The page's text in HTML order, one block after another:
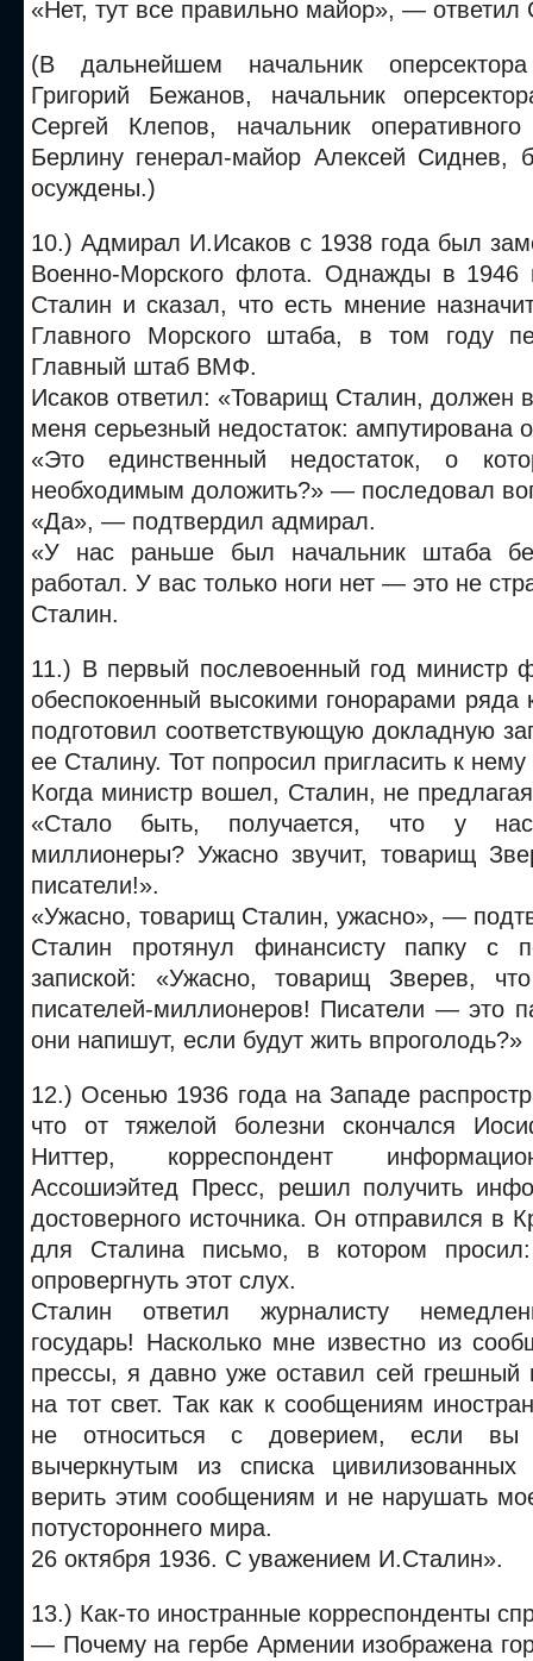
«Нет, тут все правильно майор», — ответил
(В дальнейшем начальник
Григорий Бежанов, начальник
Сергей Клепов, начальник
Берлину генерал-майор Алексей Сиднев,
осуждены.)
10.) Адмирал И.Исаков с 1938 года был
Военно-Морского флота. Однажды в 1946
Сталин и сказал, что есть мнение
Главного Морского штаба, в том году
Главный штаб ВМФ.
Исаков ответил: «Товарищ Сталин, должен
меня серьезный недостаток: ампутирована
«Это единственный недостаток, о
необходимым доложить?» — последовал
«Да», — подтвердил адмирал.
«У нас раньше был начальник штаба
работал. У вас только ноги нет — это не
Сталин.
11.) В первый послевоенный год министр
обеспокоенный высокими гонорарами ряда
подготовил соответствующую докладную
ее Сталину. Тот попросил пригласить к
Когда министр вошел, Сталин, не
«Стало быть, получается, что у
миллионеры? Ужасно звучит, товарищ
писатели!».
«Ужасно, товарищ Сталин, ужасно», —
Сталин протянул финансисту папку с
запиской: «Ужасно, товарищ Зверев,
писателей-миллионеров! Писатели — это
они напишут, если будут жить впроголодь?»
12.) Осенью 1936 года на Западе
что от тяжелой болезни скончался
Ниттер, корреспондент
Ассошиэйтед Пресс, решил получить
достоверного источника. Он отправился в
для Сталина письмо, в котором
опровергнуть этот слух.
Сталин ответил журналисту
государь! Насколько мне известно из
прессы, я давно уже оставил сей грешный
на тот свет. Так как к сообщениям
не относиться с доверием, если
вычеркнутым из списка
верить этим сообщениям и не нарушать
потустороннего мира.
26 октября 1936. С уважением И.Сталин».
13.) Как-то иностранные корреспонденты
— Почему на гербе Армении изображена